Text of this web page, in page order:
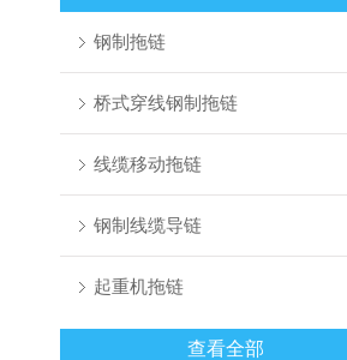
钢制拖链
桥式穿线钢制拖链
线缆移动拖链
钢制线缆导链
起重机拖链
查看全部